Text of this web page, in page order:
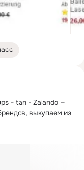
- tan - Zalando —
выкупаем из